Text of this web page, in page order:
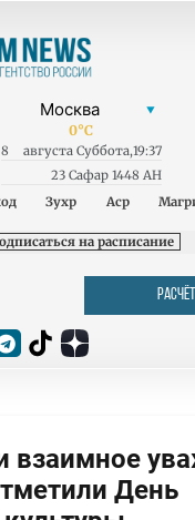
0°C
8 августа Суббота,19:37
23 Сафар 1448 AH
Зухр Аср
на расписание
взаимное
День